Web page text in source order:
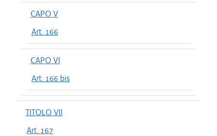
CAPO V
Art. 166
CAPO VI
Art. 166 bis
TITOLO VII
Art. 167